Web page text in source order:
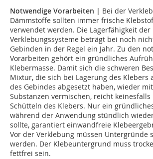
Notwendige Vorarbeiten | Bei der
Dämmstoffe sollten immer frische
verwendet werden. Die Lagerfähigkeit der
Verklebungssysteme beträgt bei noch
Gebinden in der Regel ein Jahr. Zu den
Vorarbeiten gehört ein gründliches
Klebermasse. Damit sich die schweren
Mixtur, die sich bei Lagerung des Klebers
des Gebindes abgesetzt haben, wieder
Substanzen vermischen, reicht keinesfalls
Schütteln des Klebers. Nur ein
während der Anwendung stündlich
sollte, garantiert einwandfreie
Vor der Verklebung müssen Untergründe
werden. Der Klebeuntergrund muss
fettfrei sein.